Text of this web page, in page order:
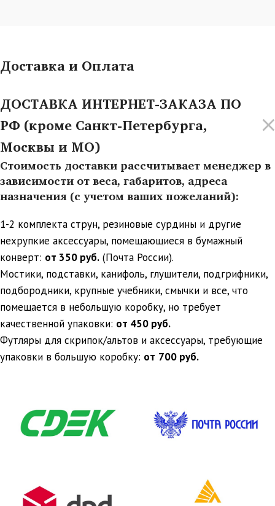
Доставка и Оплата
ДОСТАВКА ИНТЕРНЕТ-ЗАКАЗА ПО
РФ (кроме Санкт-Петербурга,
Москвы и МО)
Стоимость доставки рассчитывает менеджер в
зависимости от веса, габаритов, адреса
назначения (с учетом ваших пожеланий):
1-2 комплекта струн, резиновые сурдины и другие
нехрупкие аксессуары, помещающиеся в бумажный
конверт: от 350 руб. (Почта России).
Мостики, подставки, канифоль, глушители, подгрифники,
подбородники, крупные учебники, смычки и все, что
помещается в небольшую коробку, но требует
качественной упаковки: от 450 руб.
Футляры для скрипок/альтов и аксессуары, требующие
упаковки в большую коробку: от 700 руб.